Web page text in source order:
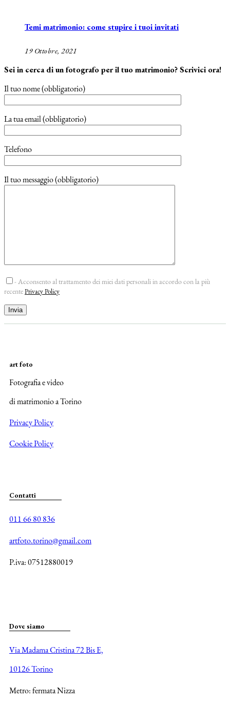
Temi matrimonio: come stupire i tuoi invitati
19 Ottobre, 2021
Sei in cerca di un fotografo per il tuo matrimonio? Scrivici ora!
Il tuo nome (obbligatorio)
La tua email (obbligatorio)
Telefono
Il tuo messaggio (obbligatorio)
- Acconsento al trattamento dei miei dati personali in accordo con la più
recentePrivacy Policy
art foto
Fotografia e video
di matrimonio a Torino
Privacy Policy
Cookie Policy
Contatti
011 66 80 836
artfoto.torino@gmail.com
P.iva: 07512880019
Dove siamo
Via Madama Cristina 72 Bis E,
10126 Torino
Metro: fermata Nizza